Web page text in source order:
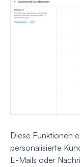
Diese Funktionen
personalisierte
E-Mails oder